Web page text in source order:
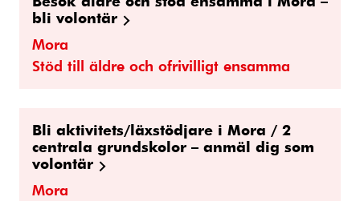
bli volontär
Mora
Stöd till äldre och ofrivilligt ensamma
Bli aktivitets/läxstödjare i Mora / 2
centrala grundskolor – anmäl dig som
volontär
Mora